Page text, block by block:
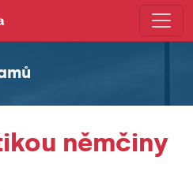
němčiny